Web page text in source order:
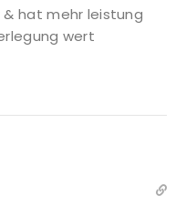
hat mehr leistung
wert